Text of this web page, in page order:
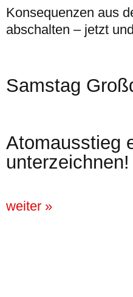
Konsequenzen aus
abschalten – jetzt
Samstag
Atomausstieg
unterzeichnen!
weiter »